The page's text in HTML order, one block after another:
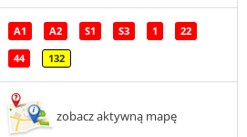
A1 A2 S1 S3 1 22
44 132
zobacz aktywną mapę